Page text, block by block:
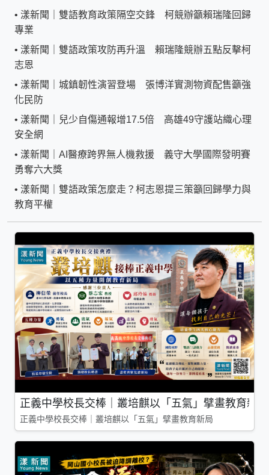
• 漾新聞｜雙語教育政策隔空交鋒 柯競辦籲賴瑞隆回歸
專業
• 漾新聞｜雙語政策攻防再升溫 賴瑞隆競辦五點反擊柯
志恩
• 漾新聞｜城鎮韌性演習登場 張博洋實測物資配售籲強
化民防
• 漾新聞｜兒少自傷通報增17.5倍 高雄49守護站織心理
安全網
• 漾新聞｜AI醫療跨界無人機救援 義守大學國際發明賽
勇奪六大獎
• 漾新聞｜雙語政策怎麼走？柯志恩提三策籲回歸學力與
教育平權
正義中學校長交棒｜叢培麒以「五氣」擘畫教育新局
正義中學校長交棒｜叢培麒以「五氣」擘畫教育新局